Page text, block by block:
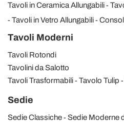
Tavoli in Ceramica Allungabili
Tavoli in Vetro Allungabili
Tavoli Moderni
Tavoli Rotondi
Tavolini da Salotto
Tavoli Trasformabili
Tavolo Tulip
Sedie
Sedie Classiche
Sedie Moderne